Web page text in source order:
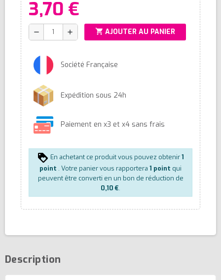
3,70 €
remove add shopping_cart AJOUTER AU PANIER
Société Française
Expédition sous 24h
Paiement en x3 et x4 sans frais
En achetant ce produit vous pouvez obtenir1
point . Votre panier vous rapportera 1 point qui
peuvent être converti en un bon de réduction de
0,10 €.
Description